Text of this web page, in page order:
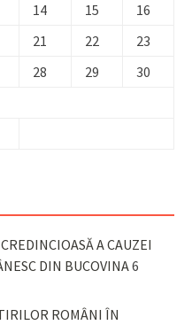
14 15
16
21 22
23
28 29
30
A CAUZEI
DIN BUCOVINA6
ROMÂNI ÎN